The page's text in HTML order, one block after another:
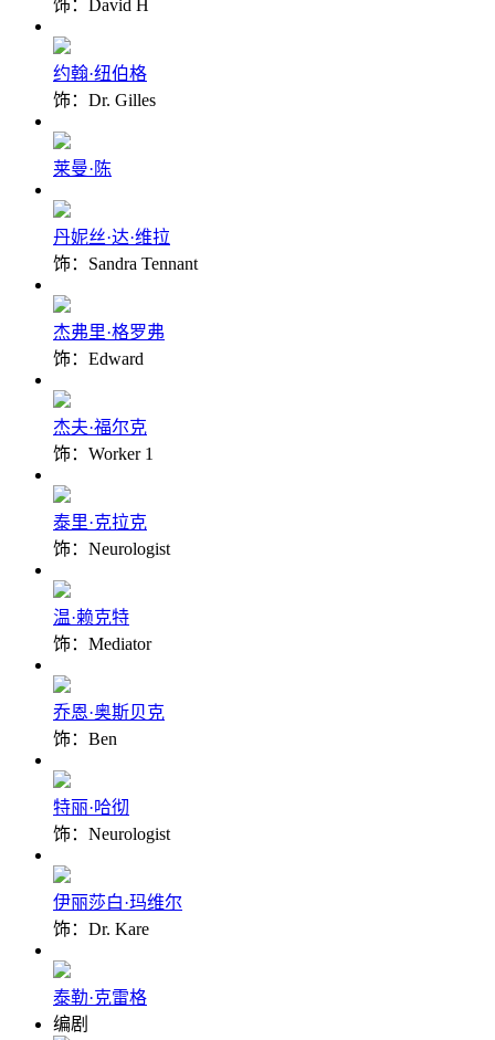
饰：David H
约翰·纽伯格
饰：Dr. Gilles
莱曼·陈
丹妮丝·达·维拉
饰：Sandra Tennant
杰弗里·格罗弗
饰：Edward
杰夫·福尔克
饰：Worker 1
泰里·克拉克
饰：Neurologist
温·赖克特
饰：Mediator
乔恩·奥斯贝克
饰：Ben
特丽·哈彻
饰：Neurologist
伊丽莎白·玛维尔
饰：Dr. Kare
泰勒·克雷格
编剧